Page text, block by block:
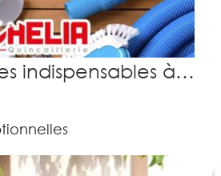
indispensables à…